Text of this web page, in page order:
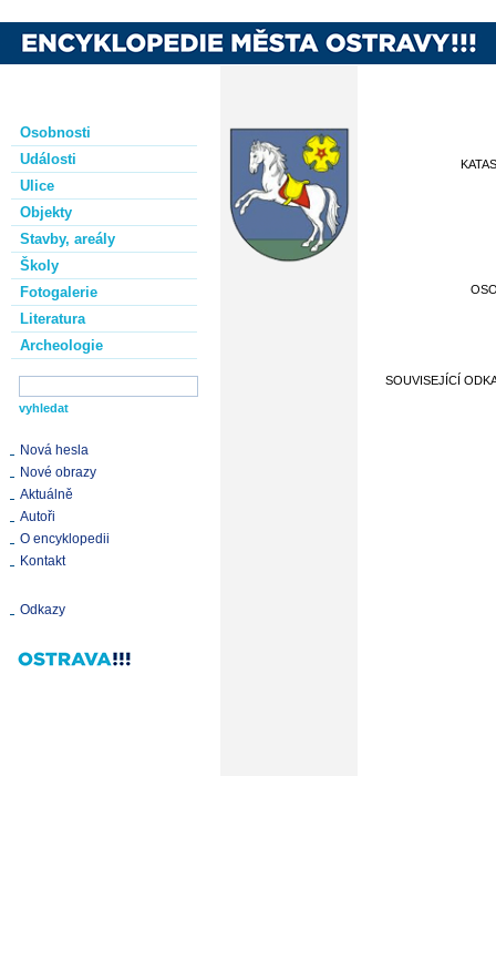
Osobnosti
Události
Ulice
Objekty
Stavby, areály
Školy
Fotogalerie
Literatura
Archeologie
Nová hesla
Nové obrazy
Aktuálně
Autoři
O encyklopedii
Kontakt
Odkazy
SOUVISEJÍCÍ